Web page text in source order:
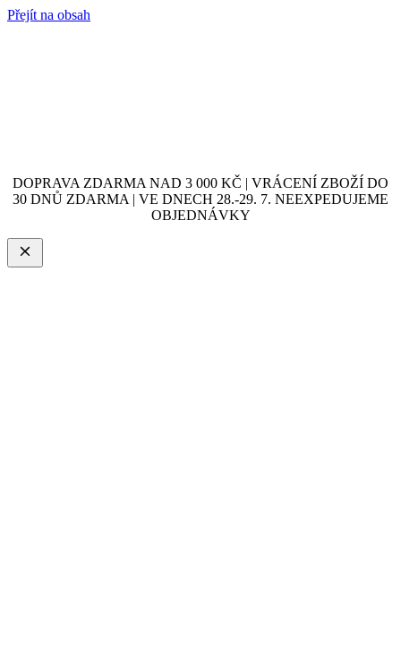
Přejít na obsah
DOPRAVA ZDARMA NAD 3 000 KČ | VRÁCENÍ ZBOŽÍ DO
30 DNŮ ZDARMA | VE DNECH 28.-29. 7. NEEXPEDUJEME
OBJEDNÁVKY